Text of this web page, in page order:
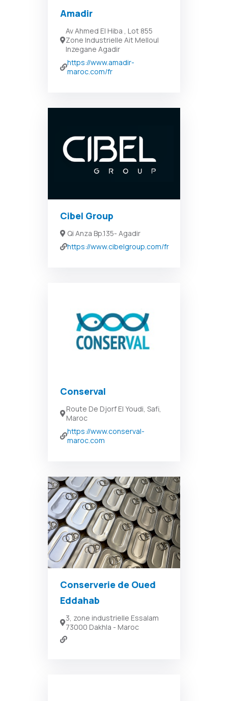
Amadir
Av Ahmed El Hiba , Lot 855
Zone Industrielle Ait Melloul
Inzegane Agadir
https://www.amadir-
maroc.com/fr
Cibel Group
Qi Anza Bp.135- Agadir
https://www.cibelgroup.com/fr
Conserval
Route De Djorf El Youdi, Safi,
Maroc
https://www.conserval-
maroc.com
Conserverie de Oued
Eddahab
3, zone industrielle Essalam
73000 Dakhla - Maroc